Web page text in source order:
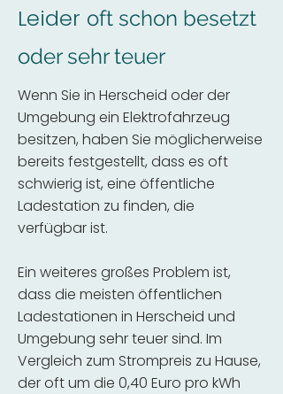
Leider oft schon besetzt
oder sehr teuer
Wenn Sie in Herscheid oder der
Umgebung ein Elektrofahrzeug
besitzen, haben Sie möglicherweise
bereits festgestellt, dass es oft
schwierig ist, eine öffentliche
Ladestation zu finden, die
verfügbar ist.
Ein weiteres großes Problem ist,
dass die meisten öffentlichen
Ladestationen in Herscheid und
Umgebung sehr teuer sind. Im
Vergleich zum Strompreis zu Hause,
der oft um die 0,40 Euro pro kWh